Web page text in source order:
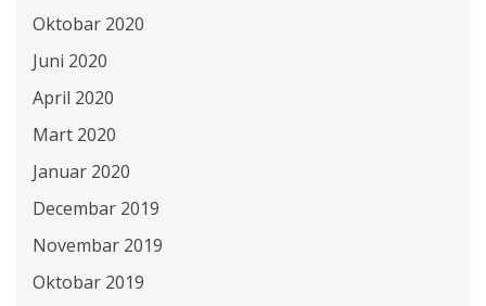
Oktobar 2020
Juni 2020
April 2020
Mart 2020
Januar 2020
Decembar 2019
Novembar 2019
Oktobar 2019